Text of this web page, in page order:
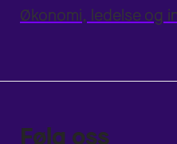
Økonomi, ledelse og
Følg oss